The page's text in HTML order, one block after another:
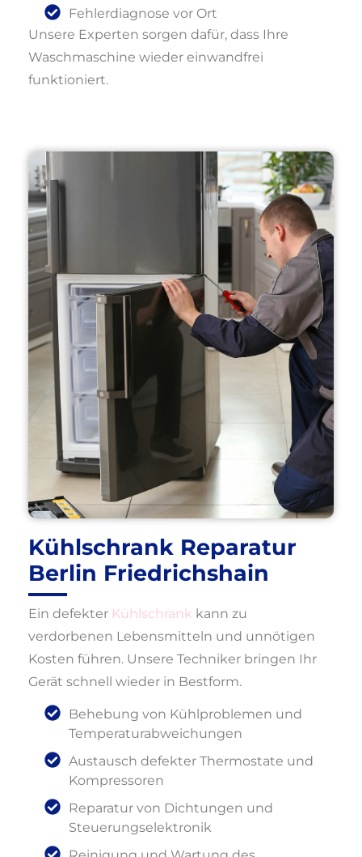
Fehlerdiagnose vor Ort
Unsere Experten sorgen dafür, dass Ihre
Waschmaschine wieder einwandfrei
funktioniert.
Kühlschrank Reparatur
Berlin Friedrichshain
Ein defekter Kühlschrank kann zu
verdorbenen Lebensmitteln und unnötigen
Kosten führen. Unsere Techniker bringen Ihr
Gerät schnell wieder in Bestform.
Behebung von Kühlproblemen und
Temperaturabweichungen
Austausch defekter Thermostate und
Kompressoren
Reparatur von Dichtungen und
Steuerungselektronik